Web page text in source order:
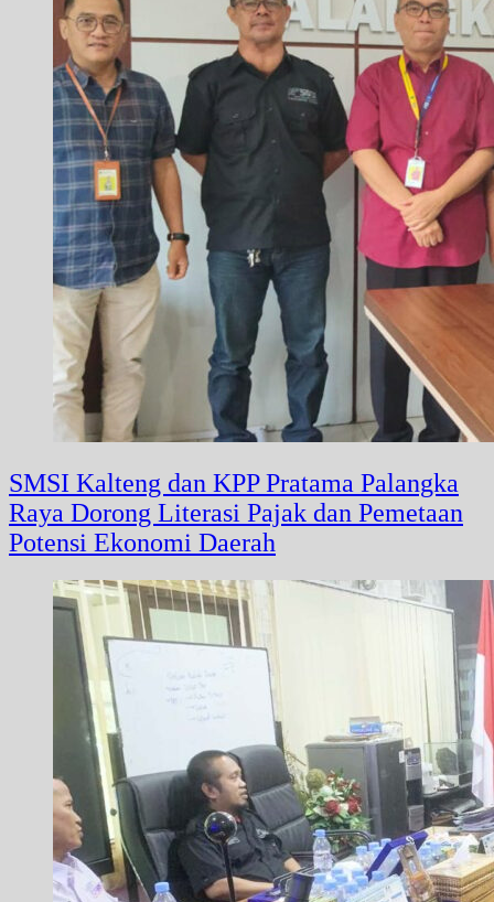
SMSI Kalteng dan KPP Pratama Palangka
Raya Dorong Literasi Pajak dan Pemetaan
Potensi Ekonomi Daerah